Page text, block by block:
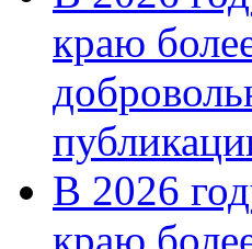
краю
В 2026
краю